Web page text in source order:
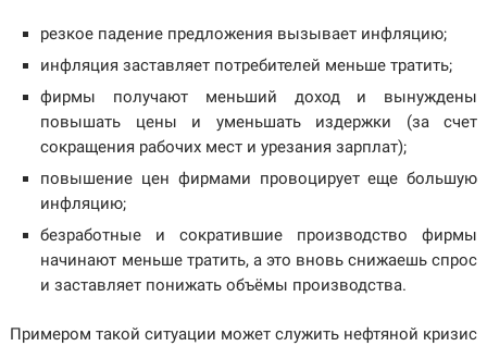
резкое падение предложения вызывает инфляцию;
инфляция заставляет потребителей меньше тратить;
фирмы получают меньший доход и вынуждены
повышать цены и уменьшать издержки (за счет
сокращения рабочих мест и урезания зарплат);
повышение цен фирмами провоцирует еще большую
инфляцию;
безработные и сократившие производство фирмы
начинают меньше тратить, а это вновь снижаешь спрос
и заставляет понижать объёмы производства.
Примером такой ситуации может служить нефтяной кризис